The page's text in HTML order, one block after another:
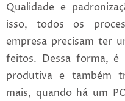
Qualidade e
isso, todos os
empresa precisam ter
feitos. Dessa forma, é
produtiva e também
mais, quando há um